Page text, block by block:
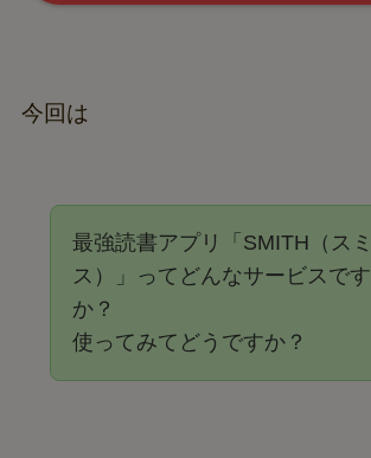
今回は
最強読書アプリ「SMITH（スミ
ス）」ってどんなサービスです
か？
使ってみてどうですか？